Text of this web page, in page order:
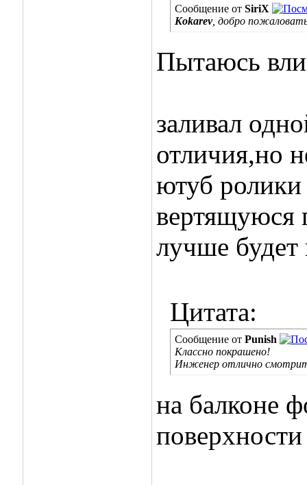
Сообщение от SiriX
Kokarev, добро
Пытаюсь
заливал
отличия,но
ютуб
вертящуюся
лучше будет
Цитата:
Сообщение от Punish
Классно покрашено!
Инженер отлично
на балконе